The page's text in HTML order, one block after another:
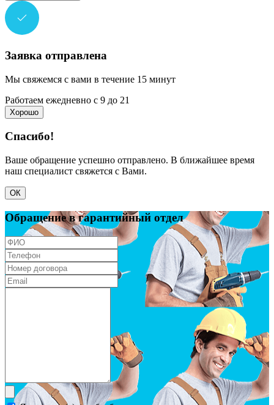
Заявка отправлена
Мы свяжемся с вами в течение 15 минут
Работаем ежедневно с 9 до 21
Хорошо
Спасибо!
Ваше обращение успешно отправлено. В ближайшее время
наш специалист свяжется с Вами.
ОК
Обращение в гарантийный отдел